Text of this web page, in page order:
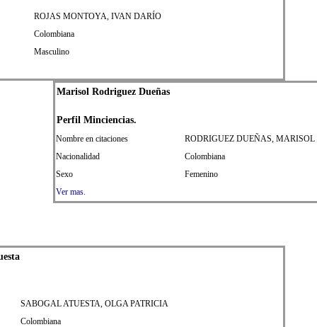
ROJAS MONTOYA, IVAN DARÍO
Colombiana
Masculino
Marisol Rodriguez Dueñas
Perfil Minciencias.
Nombre en citaciones
RODRIGUEZ DUEÑAS, MARISOL
Nacionalidad
Colombiana
Sexo
Femenino
Ver mas.
SABOGAL ATUESTA, OLGA PATRICIA
Colombiana